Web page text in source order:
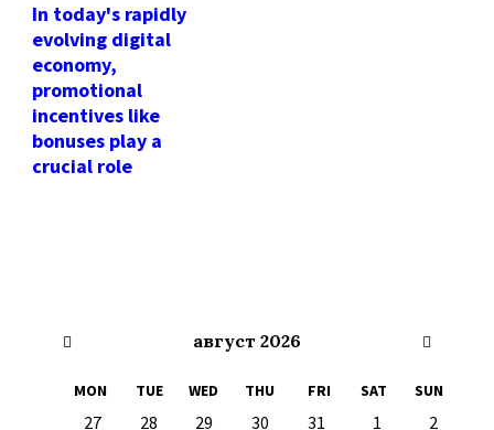
In today's rapidly
evolving digital
economy,
promotional
incentives like
bonuses play a
crucial role
август 2026
MON TUE WED THU FRI SAT SUN
27 28 29 30 31 1 2